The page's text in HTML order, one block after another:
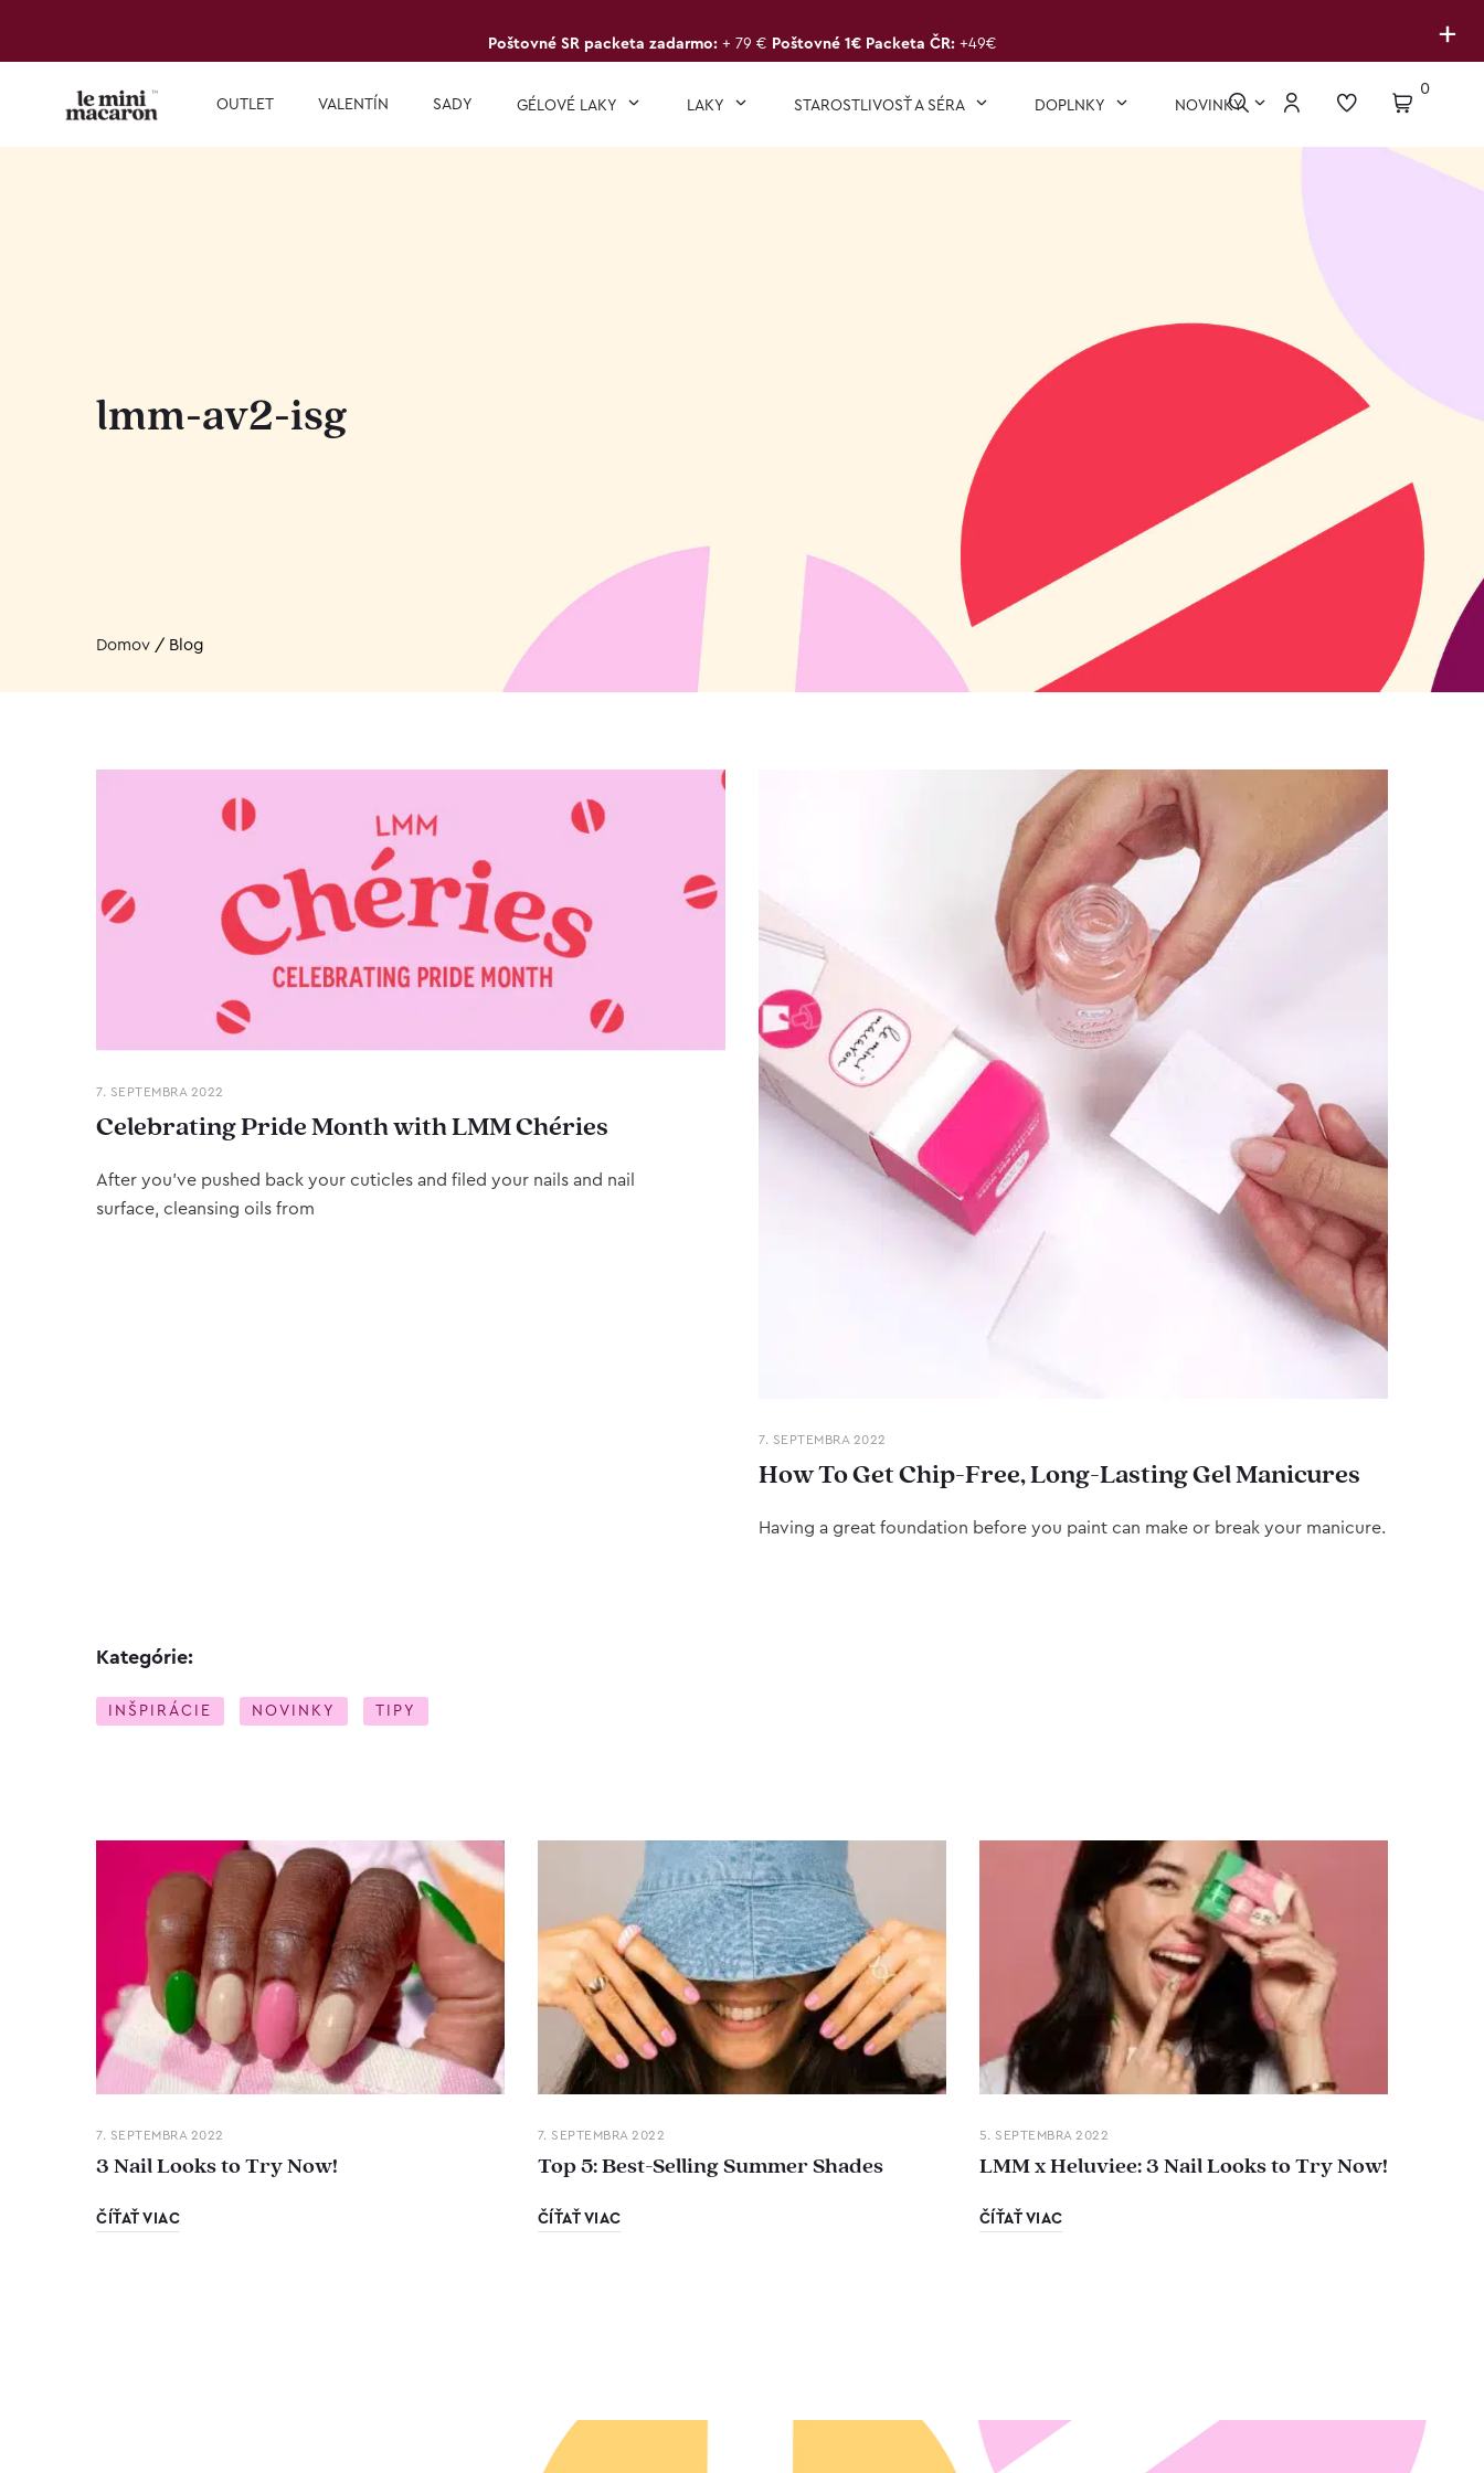
+
Poštovné SR packeta zadarmo: + 79 € Poštovné 1€ Packeta ČR: +49€
OUTLET VALENTÍN SADY GÉLOVÉ LAKY LAKY STAROSTLIVOSŤ A SÉRA DOPLNKY NOVINKY
0
lmm-av2-isg
Domov / Blog
7. SEPTEMBRA 2022
Celebrating Pride Month with LMM Chéries
After you’ve pushed back your cuticles and filed your nails and nail
surface, cleansing oils from
7. SEPTEMBRA 2022
How To Get Chip-Free, Long-Lasting Gel Manicures
Having a great foundation before you paint can make or break your manicure.
Kategórie:
INŠPIRÁCIE NOVINKY TIPY
7. SEPTEMBRA 2022
3 Nail Looks to Try Now!
ČÍŤAŤ VIAC
7. SEPTEMBRA 2022
Top 5: Best-Selling Summer Shades
ČÍŤAŤ VIAC
5. SEPTEMBRA 2022
LMM x Heluviee: 3 Nail Looks to Try Now!
ČÍŤAŤ VIAC